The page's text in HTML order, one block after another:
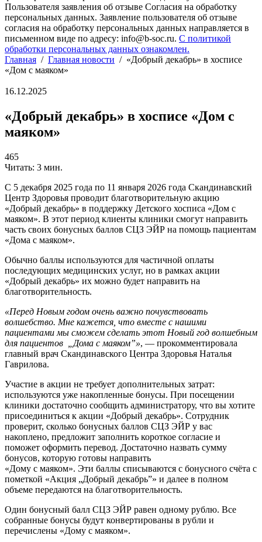
Пользователя заявления об отзыве Согласия на обработку
персональных данных. Заявление пользователя об отзыве
согласия на обработку персональных данных направляется в
письменном виде по адресу: info@b-soc.ru. С политикой
обработки персональных данных ознакомлен.
Главная / Главная новости / «Добрый декабрь» в хосписе
«Дом с маяком»
16.12.2025
«Добрый декабрь» в хосписе «Дом с
маяком»
465
Читать: 3 мин.
С 5 декабря 2025 года по 11 января 2026 года Скандинавский
Центр Здоровья проводит благотворительную акцию
«Добрый декабрь» в поддержку Детского хосписа «Дом с
маяком». В этот период клиенты клиники смогут направить
часть своих бонусных баллов СЦЗ ЭЙР на помощь пациентам
«Дома с маяком».
Обычно баллы используются для частичной оплаты
последующих медицинских услуг, но в рамках акции
«Добрый декабрь» их можно будет направить на
благотворительность.
«Перед Новым годом очень важно почувствовать
волшебство. Мне кажется, что вместе с нашими
пациентами мы сможем сделать этот Новый год волшебным
для пациентов „Дома с маяком”», — прокомментировала
главный врач Скандинавского Центра Здоровья Наталья
Гаврилова.
Участие в акции не требует дополнительных затрат:
используются уже накопленные бонусы. При посещении
клиники достаточно сообщить администратору, что вы хотите
присоединиться к акции «Добрый декабрь». Сотрудник
проверит, сколько бонусных баллов СЦЗ ЭЙР у вас
накоплено, предложит заполнить короткое согласие и
поможет оформить перевод. Достаточно назвать сумму
бонусов, которую готовы направить
«Дому с маяком». Эти баллы списываются с бонусного счёта с
пометкой «Акция „Добрый декабрь”» и далее в полном
объеме передаются на благотворительность.
Один бонусный балл СЦЗ ЭЙР равен одному рублю. Все
собранные бонусы будут конвертированы в рубли и
перечислены «Дому с маяком».